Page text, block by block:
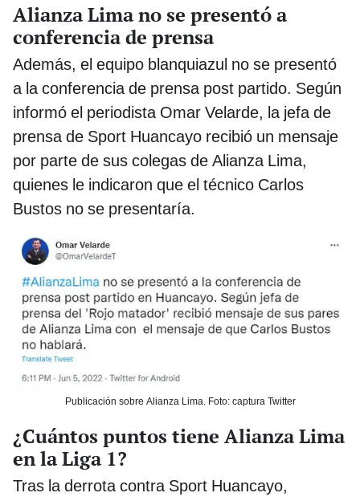
Alianza Lima no se presentó a
conferencia de prensa
Además, el equipo blanquiazul no se presentó
a la conferencia de prensa post partido. Según
informó el periodista Omar Velarde, la jefa de
prensa de Sport Huancayo recibió un mensaje
por parte de sus colegas de Alianza Lima,
quienes le indicaron que el técnico Carlos
Bustos no se presentaría.
Publicación sobre Alianza Lima. Foto: captura Twitter
¿Cuántos puntos tiene Alianza Lima
en la Liga 1?
Tras la derrota contra Sport Huancayo,